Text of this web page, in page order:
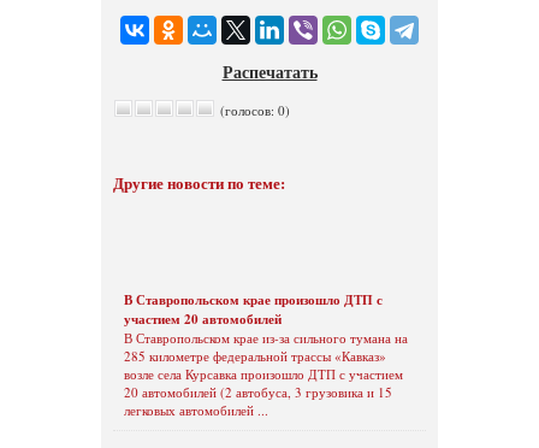
Распечатать
(голосов: 0)
Другие новости по теме:
В Ставропольском крае произошло ДТП с
участием 20 автомобилей
В Ставропольском крае из-за сильного тумана на
285 километре федеральной трассы «Кавказ»
возле села Курсавка произошло ДТП с участием
20 автомобилей (2 автобуса, 3 грузовика и 15
легковых автомобилей ...